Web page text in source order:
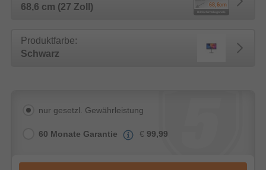
68,6 cm (27 Zoll)
Produktfarbe:
Schwarz
nur gesetzl. Gewährleistung
60 Monate Garantie € 99,99